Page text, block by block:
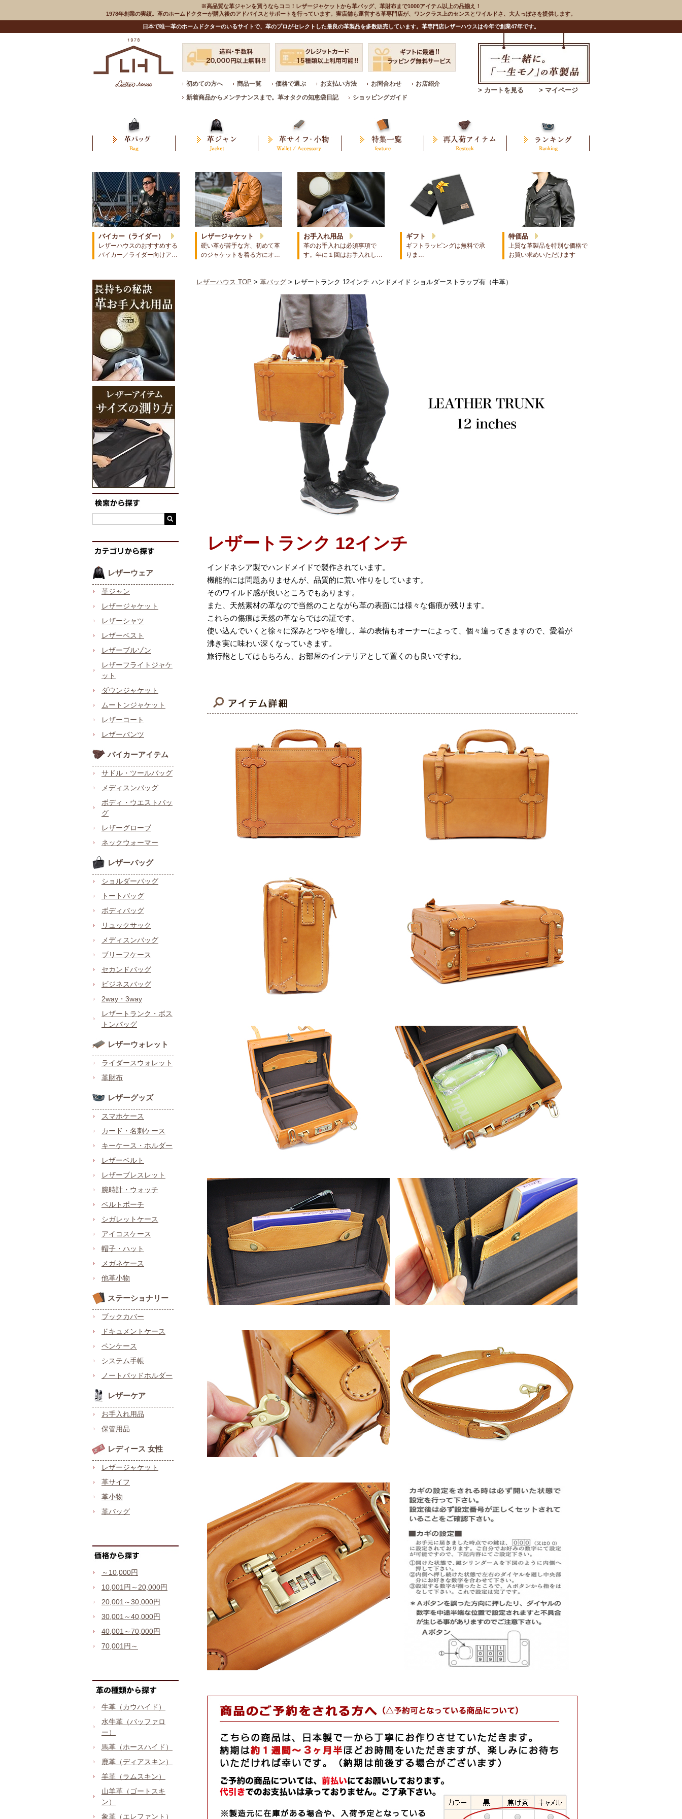
※高品質な革ジャンを買うならココ！レザージャケットから革バッグ、革財布まで1000アイテム以上の品揃え！
1978年創業の実績。革のホームドクターが購入後のアドバイスとサポートを行っています。実店舗も運営する革専門店が、ワンクラス上のセンスとワイルドさ、大人っぽさを提供します。
日本で唯一革のホームドクターのいるサイトで、革のプロがセレクトした最良の革製品を多数販売しています。革専門店レザーハウスは今年で創業47年です。
初めての方へ 商品一覧 価格で選ぶ お支払い方法 お問合わせ
お店紹介
新着商品からメンテナンスまで。革オタクの知恵袋日記
ショッピングガイド
> カートを見る > マイページ
バイカー（ライダー）
レザーハウスのおすすめする
バイカー／ライダー向けア…
レザージャケット
硬い革が苦手な方、初めて革
のジャケットを着る方にオ…
お手入れ用品
革のお手入れは必須事項で
す。年に１回はお手入れし…
ギフト
ギフトラッピングは無料で承
りま…
特価品
上質な革製品を特別な価格で
お買い求めいただけます
レザーウェア
革ジャン
レザージャケット
レザーシャツ
レザーベスト
レザーブルゾン
レザーフライトジャケ
ット
ダウンジャケット
ムートンジャケット
レザーコート
レザーパンツ
バイカーアイテム
サドル・ツールバッグ
メディスンバッグ
ボディ・ウエストバッ
グ
レザーグローブ
ネックウォーマー
レザーバッグ
ショルダーバッグ
トートバッグ
ボディバッグ
リュックサック
メディスンバッグ
ブリーフケース
セカンドバッグ
ビジネスバッグ
2way・3way
レザートランク・ボス
トンバッグ
レザーウォレット
ライダースウォレット
革財布
レザーグッズ
スマホケース
カード・名刺ケース
キーケース・ホルダー
レザーベルト
レザーブレスレット
腕時計・ウォッチ
ベルトポーチ
シガレットケース
アイコスケース
帽子・ハット
メガネケース
他革小物
ステーショナリー
ブックカバー
ドキュメントケース
ペンケース
システム手帳
ノートパッドホルダー
レザーケア
お手入れ用品
保管用品
レディース 女性
レザージャケット
革サイフ
革小物
革バッグ
～10,000円
10,001円～20,000円
20,001～30,000円
30,001～40,000円
40,001～70,000円
70,001円～
牛革（カウハイド）
水牛革（バッファロ
ー）
馬革（ホースハイド）
鹿革（ディアスキン）
羊革（ラムスキン）
山羊革（ゴートスキ
ン）
象革（エレファント）
レザーハウス TOP > 革バッグ > レザートランク 12インチ ハンドメイド ショルダーストラップ有（牛革）
レザートランク 12インチ
インドネシア製でハンドメイドで製作されています。
機能的には問題ありませんが、品質的に荒い作りをしています。
そのワイルド感が良いところでもあります。
また、天然素材の革なので当然のことながら革の表面には様々な傷痕が残ります。
これらの傷痕は天然の革ならではの証です。
使い込んでいくと徐々に深みとつやを増し、革の表情もオーナーによって、個々違ってきますので、愛着が
沸き実に味わい深くなっていきます。
旅行鞄としてはもちろん、お部屋のインテリアとして置くのも良いですね。